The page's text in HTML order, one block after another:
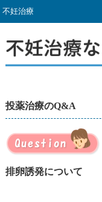
不妊治療
投薬治療のQ&A
排卵誘発について